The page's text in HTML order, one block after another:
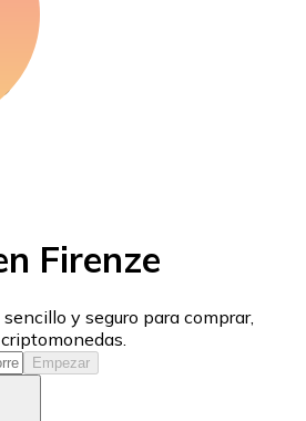
Firenze
y seguro para comprar,
Empezar